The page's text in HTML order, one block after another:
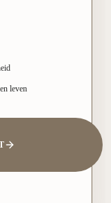
leven